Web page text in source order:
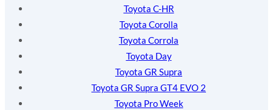
Toyota C-HR
Toyota Corolla
Toyota Corrola
Toyota Day
Toyota GR Supra
Toyota GR Supra GT4 EVO 2
Toyota Pro Week